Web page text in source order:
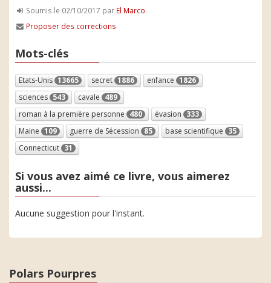
Soumis le 02/10/2017 par El Marco
Proposer des corrections
Mots-clés
Etats-Unis 13665 secret 1886 enfance 1826
sciences 543 cavale 489
roman à la première personne 480 évasion 333
Maine 109 guerre de Sécession 85 base scientifique 35
Connecticut 31
Si vous avez aimé ce livre, vous aimerez
aussi...
Aucune suggestion pour l'instant.
Polars Pourpres